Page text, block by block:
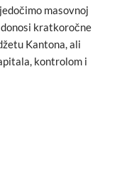
masovnoj
kratkoročne
Kantona, ali
kontrolom i